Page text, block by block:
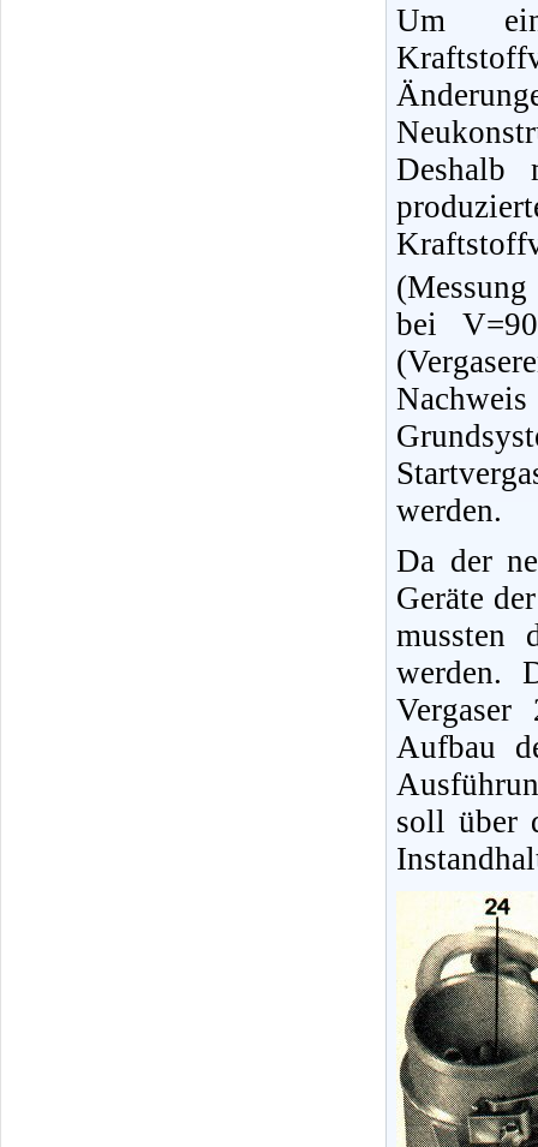
Um
bei
werden.
Da der
Geräte
mussten
werden.
Aufbau
soll über